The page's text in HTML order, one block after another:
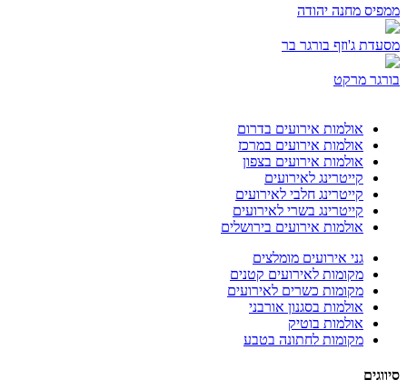
מחנה יהודה
ג'וזף בורגר בר
מרקט
אולמות אירועים בדרום
אולמות אירועים במרכז
אולמות אירועים בצפון
קייטרינג לאירועים
קייטרינג חלבי לאירועים
קייטרינג בשרי לאירועים
אולמות אירועים בירושלים
גני אירועים מומלצים
מקומות לאירועים קטנים
מקומות כשרים לאירועים
אולמות בסגנון אורבני
אולמות בוטיק
מקומות לחתונה בטבע